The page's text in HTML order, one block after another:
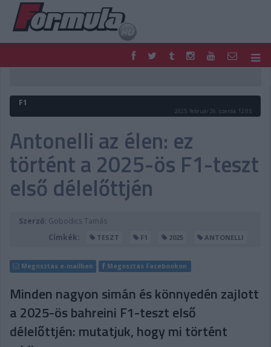
FORMULA
MOTOR
PODCAST
SHOP
LIVE
TIPPJÁTÉK
DIGITÁLIS MAGAZIN
PONTÁLLÁSOK
VERSENYNAPTÁRAK
F1
2025. február 26. szerda, 12:05
Antonelli az élen: ez
történt a 2025-ös F1-teszt
első délelőttjén
Szerző: Gobodics Tamás
Címkék:
TESZT F1 2025 ANTONELLI
Megosztás e-mailben Megosztás Facebookon
Minden nagyon simán és könnyedén zajlott
a 2025-ös bahreini F1-teszt első
délelőttjén: mutatjuk, hogy mi történt